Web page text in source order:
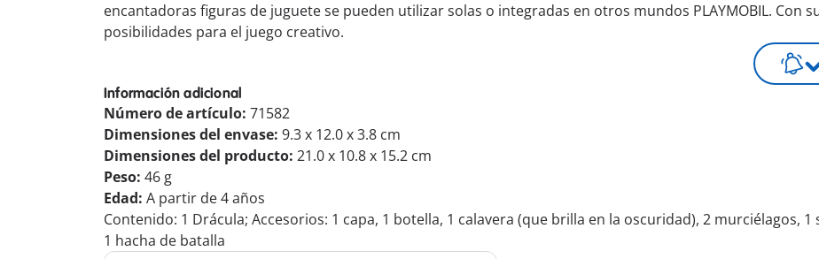
encantadoras figuras de juguete se pueden utilizar solas o integradas en otros mundos PLAYMOBIL. Con
posibilidades para el juego creativo.
Información adicional
Número de artículo: 71582
Dimensiones del envase: 9.3 x 12.0 x 3.8 cm
Dimensiones del producto: 21.0 x 10.8 x 15.2 cm
Peso: 46 g
Edad: A partir de 4 años
Contenido: 1 Drácula; Accesorios: 1 capa, 1 botella, 1 calavera (que brilla en la oscuridad), 2 murciélagos,
1 hacha de batalla